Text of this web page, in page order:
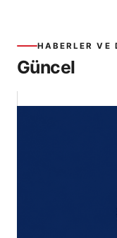
HABERLER VE
Güncel